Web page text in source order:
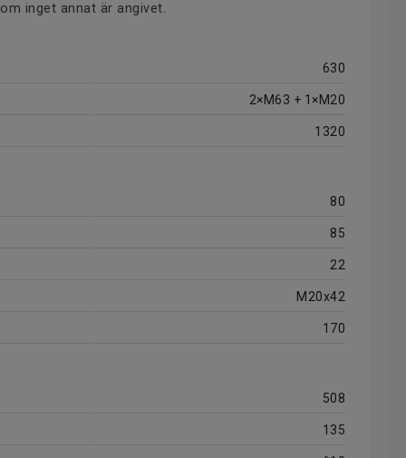
inget annat är angivet.
630
2×M63 + 1×M20
1320
80
85
22
M20x42
170
508
135